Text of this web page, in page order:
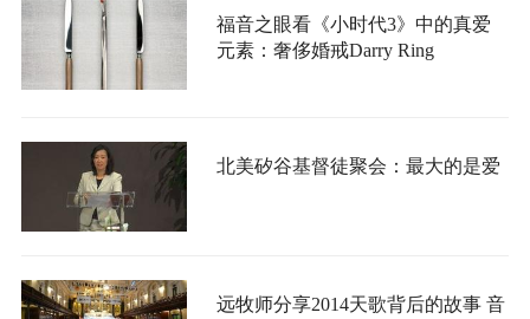
福音之眼看《小时代3》中的真爱
元素：奢侈婚戒Darry Ring
北美矽谷基督徒聚会：最大的是爱
远牧师分享2014天歌背后的故事 音